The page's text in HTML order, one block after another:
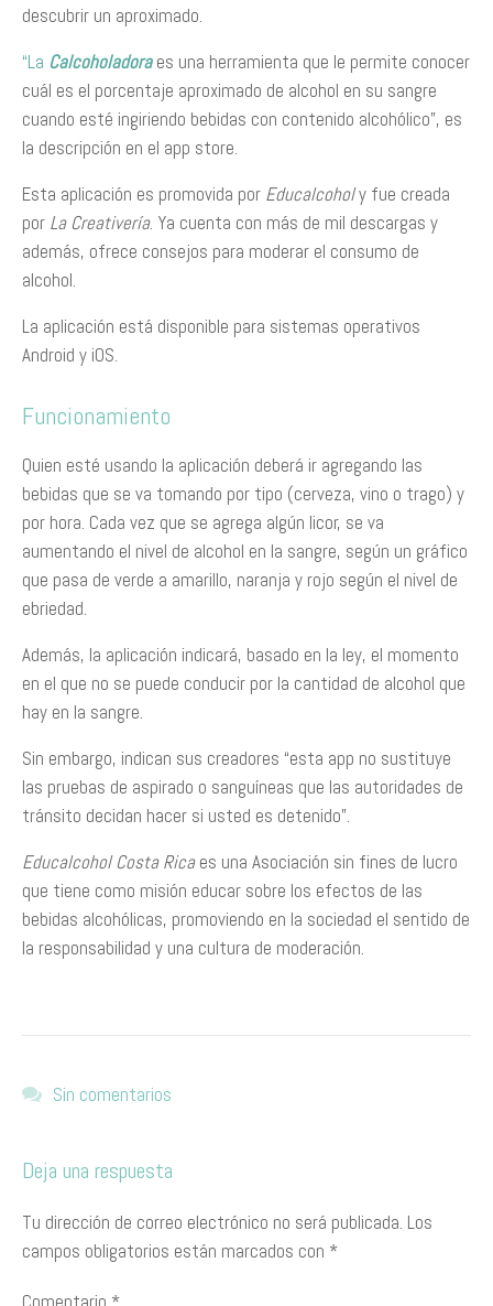
descubrir un aproximado.
“La Calcoholadora es una herramienta que le permite conocer
cuál es el porcentaje aproximado de alcohol en su sangre
cuando esté ingiriendo bebidas con contenido alcohólico”, es
la descripción en el app store.
Esta aplicación es promovida por Educalcoholy fue creada
por La Creativería. Ya cuenta con más de mil descargas y
además, ofrece consejos para moderar el consumo de
alcohol.
La aplicación está disponible para sistemas operativos
Android y iOS.
Funcionamiento
Quien esté usando la aplicación deberá ir agregando las
bebidas que se va tomando por tipo (cerveza, vino o trago) y
por hora. Cada vez que se agrega algún licor, se va
aumentando el nivel de alcohol en la sangre, según un gráfico
que pasa de verde a amarillo, naranja y rojo según el nivel de
ebriedad.
Además, la aplicación indicará, basado en la ley, el momento
en el que no se puede conducir por la cantidad de alcohol que
hay en la sangre.
Sin embargo, indican sus creadores “esta app no sustituye
las pruebas de aspirado o sanguíneas que las autoridades de
tránsito decidan hacer si usted es detenido”.
Educalcohol Costa Ricaes una Asociación sin fines de lucro
que tiene como misión educar sobre los efectos de las
bebidas alcohólicas, promoviendo en la sociedad el sentido de
la responsabilidad y una cultura de moderación.
Sin comentarios
Deja una respuesta
Tu dirección de correo electrónico no será publicada. Los
campos obligatorios están marcados con *